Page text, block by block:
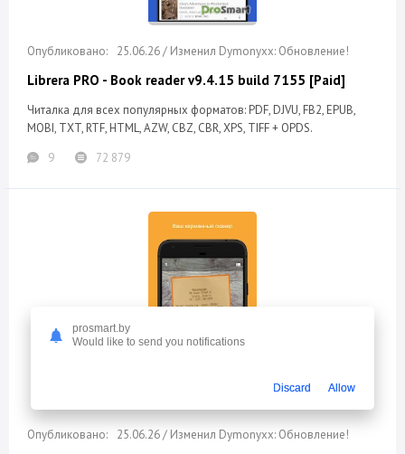
25.06.26 / Изменил Dymonyxx: Обновление!
Librera PRO - Book reader v9.4.15 build 7155 [Paid]
Читалка для всех популярных форматов: PDF, DJVU, FB2, EPUB,
MOBI, TXT, RTF, HTML, AZW, CBZ, CBR, XPS, TIFF + OPDS.
9
72 879
25.06.26 / Изменил Dymonyxx: Обновление!
prosmart.by
Would like to send you notifications
Discard Allow